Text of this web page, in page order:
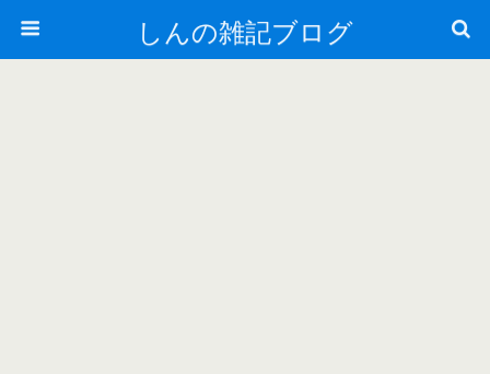
しんの雑記ブログ